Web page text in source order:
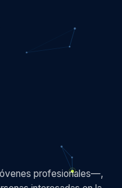
profesionales—,